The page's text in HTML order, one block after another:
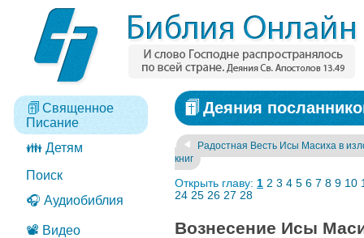
Священное
Писание
👪 Детям
Поиск
🎧 Аудиобиблия
📽️ Видео
Деяния
Радостная Весть Исы Масиха в
книг
Открыть главу: 1 2 3 4 5 6 7 8 9 10
24 25 26 27 28
Вознесение Исы